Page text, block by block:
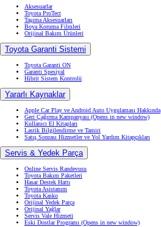
Aksesuarlar
Toyota ProTect
Taşıma Aksesuarları
Boya Koruma Filmleri
Orijinal Bakım Ürünleri
Toyota Garanti Sistemi
Toyota Garanti ON
Garanti Spesiyal
Hibrit Sistem Kontrolü
Yararlı Kaynaklar
Apple Car Play ve Android Auto Uygulaması Hakkında
Geri Çağırma Kampanyası (Opens in new window)
Kullanıcı El Kitapları
Lastik Bilgilendirme ve Tamiri
Satış Sonrası Hizmetler ve Yol Yardım Kitapçıkları
Servis & Yedek Parça
Online Servis Randevusu
Toyota Bakım Paketleri
Hasar Destek Hattı
Toyota Asistanım
Toyota Kasko
Orijinal Yedek Parça
Orijinal Yağlar
Servis Vale Hizmeti
Eski Dostlar Programı (Opens in new window)